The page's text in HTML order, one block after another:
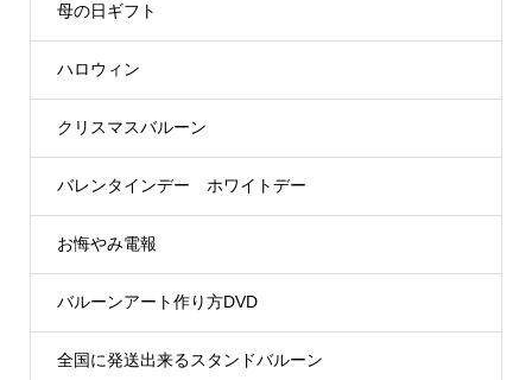
母の日ギフト
ハロウィン
クリスマスバルーン
バレンタインデー ホワイトデー
お悔やみ電報
バルーンアート作り方DVD
全国に発送出来るスタンドバルーン